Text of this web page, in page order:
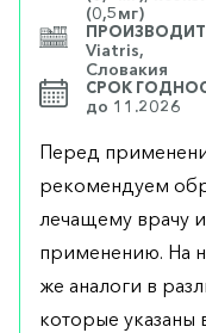
(0,5мг)
Viatris,
Словакия
СРОК
до 11.2026
Перед
рекомендуем
лечащему врачу
применению. На
же аналоги в
которые указаны